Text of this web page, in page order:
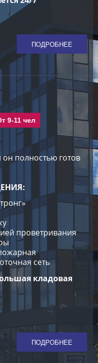
ПОДРОБНЕЕ
9-11 чел
полностью готов
проветривания
сеть
кладовая
ПОДРОБНЕЕ